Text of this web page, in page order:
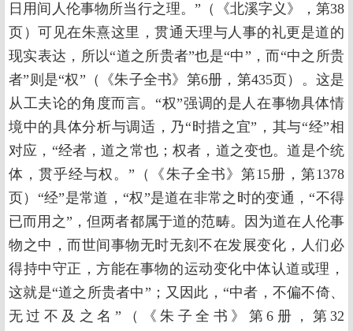
日用间人伦事物所当行之理。”（《北溪字义》，第38
页）可见在朱熹这里，贯通天理与人事的礼更是道的
现实表达，所以“道之所贵者”也是“中”，而“中之所贵
者”则是“权”（《朱子全书》第6册，第435页）。这是
从工夫论的角度而言。“权”强调的是人在事物具体情
境中的具体分析与调适，乃“时措之宜”，其与“经”相
对应，“经者，道之常也；权者，道之变也。道是个统
体，贯乎经与权。”（《朱子全书》第15册，第1378
页）“经”是常道，“权”是道在非常之时的变通，“不得
已而用之”，但两者都属于道的范畴。因为道在人伦事
物之中，而世间事物无时无刻不在发展变化，人们必
得持中守正，方能在事物的运动变化中体认道或理，
这就是“道之所贵者中”；又因此，“中者，不偏不倚、
无过不及之名”（《朱子全书》第6册，第32